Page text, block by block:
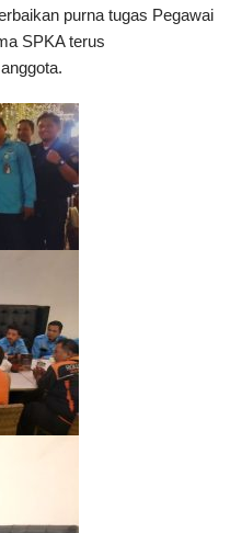
purna tugas Pegawai
SPKA terus